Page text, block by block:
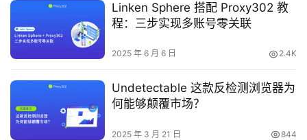
Linken Sphere 搭配 Proxy302 教
程：三步实现多账号零关联
2025 年 6 月 6 日 2.4K
Undetectable 这款反检测浏览器为
何能够颠覆市场？
2025 年 3 月 21 日 844